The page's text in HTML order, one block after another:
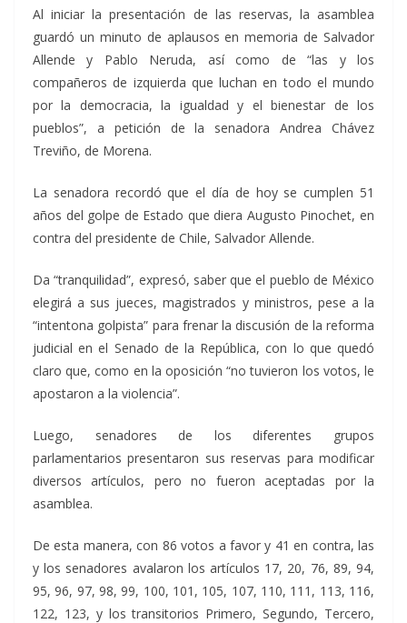
Al iniciar la presentación de las reservas, la asamblea
guardó un minuto de aplausos en memoria de Salvador
Allende y Pablo Neruda, así como de “las y los
compañeros de izquierda que luchan en todo el mundo
por la democracia, la igualdad y el bienestar de los
pueblos”, a petición de la senadora Andrea Chávez
Treviño, de Morena.
La senadora recordó que el día de hoy se cumplen 51
años del golpe de Estado que diera Augusto Pinochet, en
contra del presidente de Chile, Salvador Allende.
Da “tranquilidad”, expresó, saber que el pueblo de México
elegirá a sus jueces, magistrados y ministros, pese a la
“intentona golpista” para frenar la discusión de la reforma
judicial en el Senado de la República, con lo que quedó
claro que, como en la oposición “no tuvieron los votos, le
apostaron a la violencia”.
Luego, senadores de los diferentes grupos
parlamentarios presentaron sus reservas para modificar
diversos artículos, pero no fueron aceptadas por la
asamblea.
De esta manera, con 86 votos a favor y 41 en contra, las
y los senadores avalaron los artículos 17, 20, 76, 89, 94,
95, 96, 97, 98, 99, 100, 101, 105, 107, 110, 111, 113, 116,
122, 123, y los transitorios Primero, Segundo, Tercero,